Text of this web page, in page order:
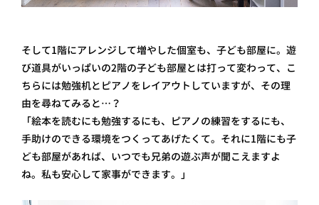
そして1階にアレンジして増やした個室も、子ども部屋に。遊
び道具がいっぱいの2階の子ども部屋とは打って変わって、こ
ちらには勉強机とピアノをレイアウトしていますが、その理
由を尋ねてみると…？
「絵本を読むにも勉強するにも、ピアノの練習をするにも、
手助けのできる環境をつくってあげたくて。それに1階にも子
ども部屋があれば、いつでも兄弟の遊ぶ声が聞こえますよ
ね。私も安心して家事ができます。」